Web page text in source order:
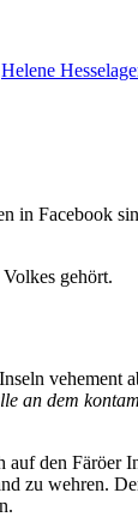
Helene
in Facebook
gehört.
vehement
an dem
auf den Färöer
zu wehren.